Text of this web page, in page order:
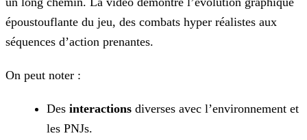
époustouflante du jeu, des combats hyper réalistes aux
séquences d’action prenantes.
On peut noter :
Des interactions diverses avec l’environnement et
les PNJs.